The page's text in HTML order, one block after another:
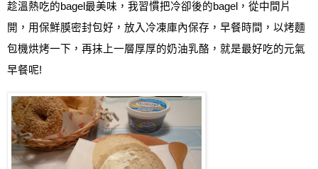
趁溫熱吃的bagel最美味 ，我習慣把冷卻後的bagel ，從中間片
開，用保鮮膜密封包好，放入冷凍庫內保存，早餐時間，以烤麵
包機烘烤一下，再抹上一層厚厚的奶油乳酪，就是最好吃的元氣
早餐呢!